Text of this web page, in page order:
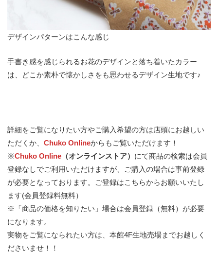
デザインパターンはこんな感じ
手書き感を感じられるお花のデザインと落ち着いたカラー
は、どこか素朴で懐かしさをも思わせるデザイン生地です♪
詳細をご覧になりたい方やご購入希望の方は店頭にお越しい
ただくか、 Chuko Onlineからもご覧いただけます！
※Chuko Online （オンラインストア） にて商品の検索は会員
登録なしでご利用いただけますが、ご購入の場合は事前登録
が必要となっております。
ご登録はこちらからお願いいたし
ます(会員登録料無料）
※「商品の価格を知りたい」場合は会員登録（無料）が必要
になります。
実物をご覧になられたい方は、本館4F生地売場までお越しく
ださいませ！！